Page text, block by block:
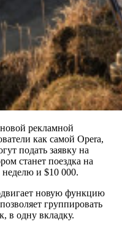
рекламной
как самой Opera,
подать заявку на
станет поездка на
и $10 000.
новую функцию
группировать
в одну вкладку.